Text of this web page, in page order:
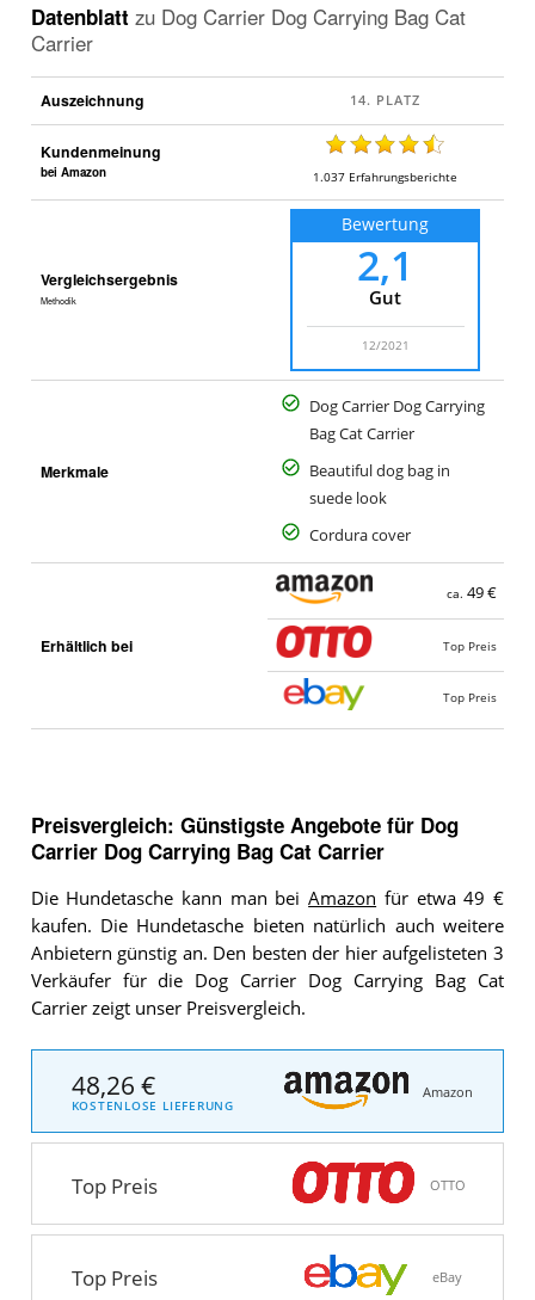
Datenblatt zu Dog Carrier Dog Carrying Bag Cat
Carrier
Auszeichnung
Kundenmeinung
bei Amazon 1.037 Erfahrungsberichte
Vergleichsergebnis
Methodik
Bewertung
2,1
Gut
12/2021
Merkmale
Dog Carrier Dog Carrying
Bag Cat Carrier
Beautiful dog bag in
suede look
Cordura cover
Erhältlich bei
ca. 49 €
Top Preis
Top Preis
Preisvergleich: Günstigste Angebote für Dog
Carrier Dog Carrying Bag Cat Carrier
Die Hundetasche kann man beiAmazon für etwa 49 €
kaufen. Die Hundetasche bieten natürlich auch weitere
Anbietern günstig an. Den besten der hier aufgelisteten 3
Verkäufer für die Dog Carrier Dog Carrying Bag Cat
Carrier zeigt unser Preisvergleich.
48,26 €
KOSTENLOSE LIEFERUNG
Amazon
Top Preis OTTO
Top Preis eBay